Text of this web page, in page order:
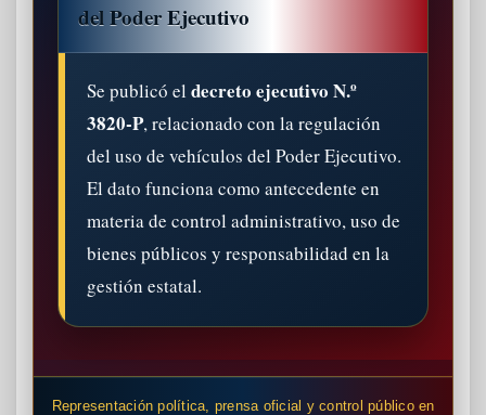
del Poder Ejecutivo
Se publicó el decreto ejecutivo N.º
3820-P, relacionado con la regulación
del uso de vehículos del Poder Ejecutivo.
El dato funciona como antecedente en
materia de control administrativo, uso de
bienes públicos y responsabilidad en la
gestión estatal.
Representación política, prensa oficial y control público en